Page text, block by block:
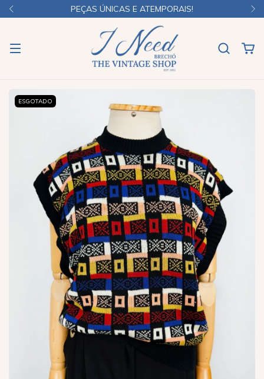
PEÇAS ÚNICAS E ATEMPORAIS!
ESGOTADO